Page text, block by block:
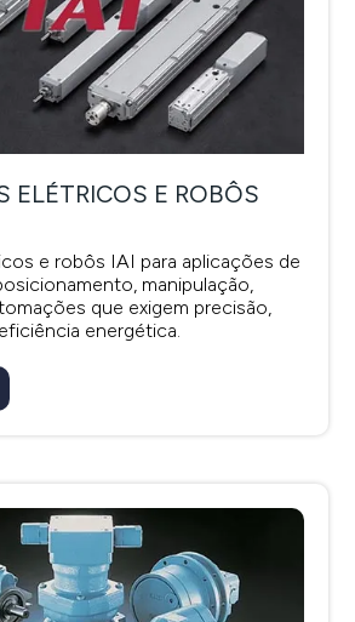
ELÉTRICOS E ROBÔS
e robôs IAI para aplicações de
manipulação,
que exigem precisão,
energética.